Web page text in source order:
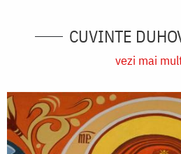
CUVINTE
vezi mai